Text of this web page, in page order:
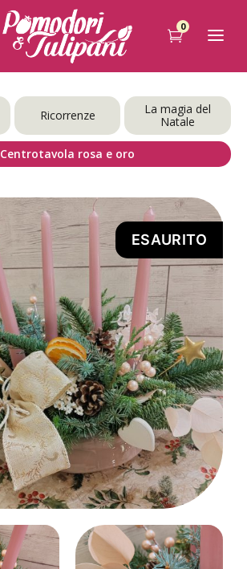
0
Ricorrenze
La magia del
Natale
Centrotavola rosa e oro
ESAURITO